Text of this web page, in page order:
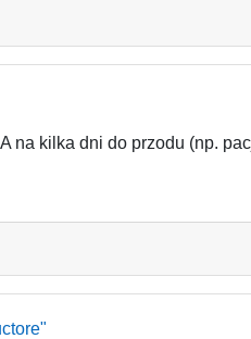
na kilka dni do przodu (np.